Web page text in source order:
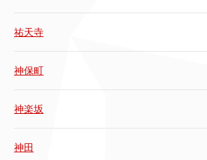
祐天寺
神保町
神楽坂
神田